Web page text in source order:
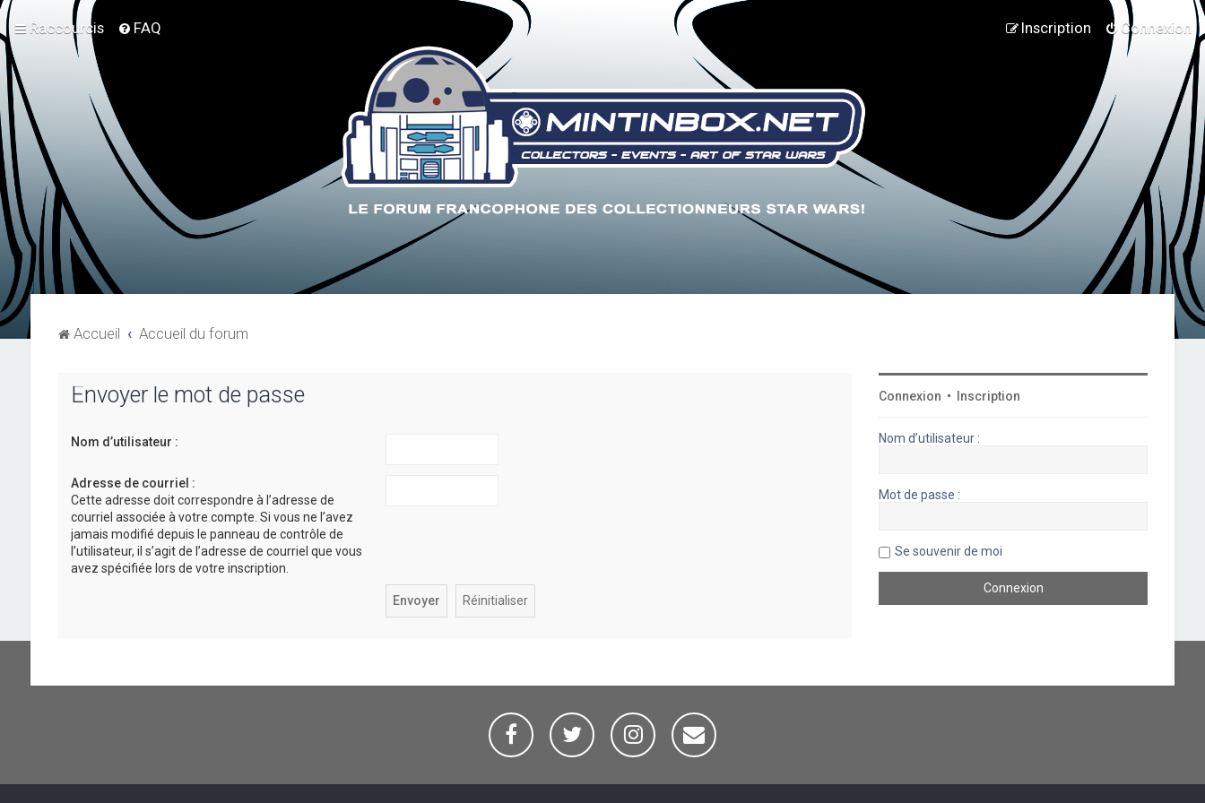
Raccourcis FAQ Connexion
Inscription
Accueil Accueil du forum
Envoyer le mot de passe
Nom d’utilisateur :
Adresse de courriel :
Cette adresse doit correspondre à l’adresse de
courriel associée à votre compte. Si vous ne l’avez
jamais modifié depuis le panneau de contrôle de
l’utilisateur, il s’agit de l’adresse de courriel que vous
avez spécifiée lors de votre inscription.
Connexion • Inscription
Nom d’utilisateur :
Mot de passe :
Se souvenir de moi